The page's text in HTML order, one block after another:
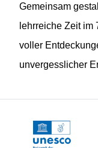
Gemeinsam
lehrreiche Zeit im
voller
unvergesslicher